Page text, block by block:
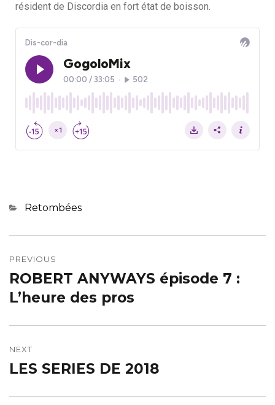
résident de Discordia en fort état de boisson.
Retombées
PREVIOUS
ROBERT ANYWAYS épisode 7 :
L’heure des pros
NEXT
LES SERIES DE 2018